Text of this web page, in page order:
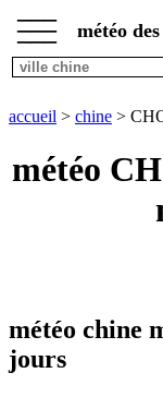
accueil
météo
chine
___
___ météo
accueil > chine >
météo
météo chine
jours